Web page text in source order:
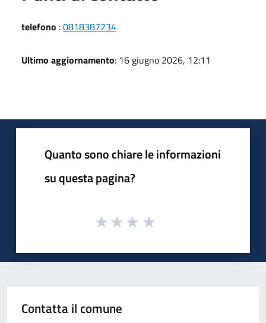
telefono :0818387234
Ultimo aggiornamento: 16 giugno 2026, 12:11
Quanto sono chiare le informazioni
su questa pagina?
Contatta il comune